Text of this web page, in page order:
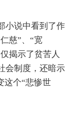
小说中看到了作
慈”、“宽
揭示了贫苦人
会制度，还暗示
这个“悲惨世